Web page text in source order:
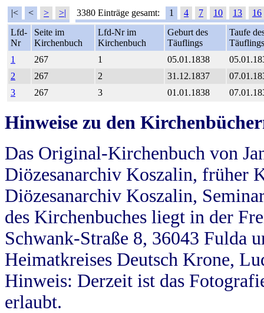
|< < > >| 3380 Einträge gesamt: 1 4 7 10 13
16
Lfd-
Nr
Seite im
Kirchenbuch
Lfd-Nr im
Kirchenbuch
Geburt des
Täuflings
Taufe
Täuflings
1
267 1 05.01.1838
2
267 2 31.12.1837
3
267 3 01.01.1838
Hinweise zu den
Das Original-Kirchenbuch von
Diözesanarchiv Koszalin, früher
Diözesanarchiv Koszalin,
des Kirchenbuches liegt in der
Schwank-Straße 8, 36043 Fulda
Heimatkreises Deutsch Krone,
Hinweis: Derzeit ist das
erlaubt.